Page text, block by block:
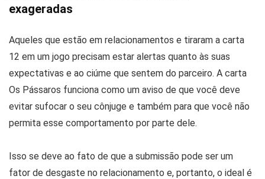
exageradas
Aqueles que estão em relacionamentos e tiraram a carta
12 em um jogo precisam estar alertas quanto às suas
expectativas e ao ciúme que sentem do parceiro. A carta
Os Pássaros funciona como um aviso de que você deve
evitar sufocar o seu cônjuge e também para que você não
permita esse comportamento por parte dele.
Isso se deve ao fato de que a submissão pode ser um
fator de desgaste no relacionamento e, portanto, o ideal é